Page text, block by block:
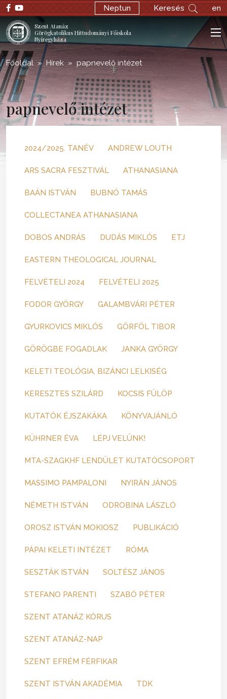
Neptun Keresés en
Szent Atanáz
Görögkatolikus Hittudományi Főiskola
Nyíregyháza
Főoldal Hírek papnevelő intézet
papnevelő intézet
2024/2025. TANÉV ANDREW LOUTH
ARS SACRA FESZTIVÁL ATHANASIANA
BAÁN ISTVÁN BUBNÓ TAMÁS
COLLECTANEA ATHANASIANA
DOBOS ANDRÁS DUDÁS MIKLÓS ETJ
EASTERN THEOLOGICAL JOURNAL
FELVÉTELI 2024 FELVÉTELI 2025
FODOR GYÖRGY GALAMBVÁRI PÉTER
GYURKOVICS MIKLÓS GÖRFÖL TIBOR
GÖRÖGBE FOGADLAK JANKA GYÖRGY
KELETI TEOLÓGIA, BIZÁNCI LELKISÉG
KERESZTES SZILÁRD KOCSIS FÜLÖP
KUTATÓK ÉJSZAKÁKA KÖNYVAJÁNLÓ
KÜHRNER ÉVA LÉPJ VELÜNK!
MTA-SZAGKHF LENDÜLET KUTATÓCSOPORT
MASSIMO PAMPALONI NYIRÁN JÁNOS
NÉMETH ISTVÁN ODROBINA LÁSZLÓ
OROSZ ISTVÁN MOKIOSZ PUBLIKÁCIÓ
PÁPAI KELETI INTÉZET RÓMA
SESZTÁK ISTVÁN SOLTÉSZ JÁNOS
STEFANO PARENTI SZABÓ PÉTER
SZENT ATANÁZ KÓRUS
SZENT ATANÁZ-NAP
SZENT EFRÉM FÉRFIKAR
SZENT ISTVÁN AKADÉMIA TDK